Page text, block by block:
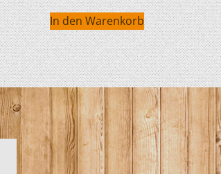
In den Warenkorb